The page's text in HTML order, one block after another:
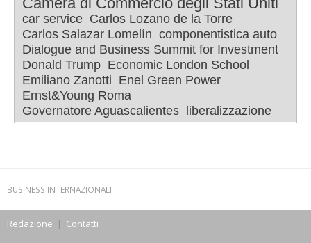
car service Carlos Lozano de la Torre
Carlos Salazar Lomelín componentistica auto
Dialogue and Business Summit for Investment
Donald Trump Economic London School
Emiliano Zanotti Enel Green Power
Ernst&Young Roma
Governatore Aguascalientes
liberalizzazione
BUSINESS INTERNAZIONALI
Redazione | Contatti